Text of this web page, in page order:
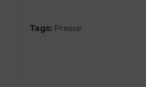
Tags: Presse